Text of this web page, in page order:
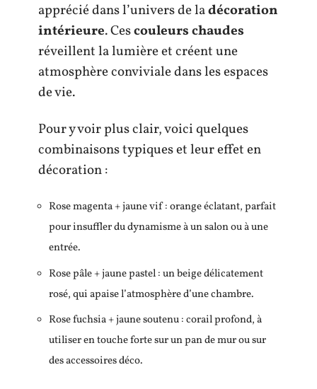
apprécié dans l’univers de ladécoration
intérieure. Cescouleurs chaudes
réveillent la lumière et créent une
atmosphère conviviale dans les espaces
de vie.
Pour y voir plus clair, voici quelques
combinaisons typiques et leur effet en
décoration :
Rose magenta + jaune vif : orange éclatant, parfait
pour insuffler du dynamisme à un salon ou à une
entrée.
Rose pâle + jaune pastel : un beige délicatement
rosé, qui apaise l’atmosphère d’une chambre.
Rose fuchsia + jaune soutenu : corail profond, à
utiliser en touche forte sur un pan de mur ou sur
des accessoires déco.